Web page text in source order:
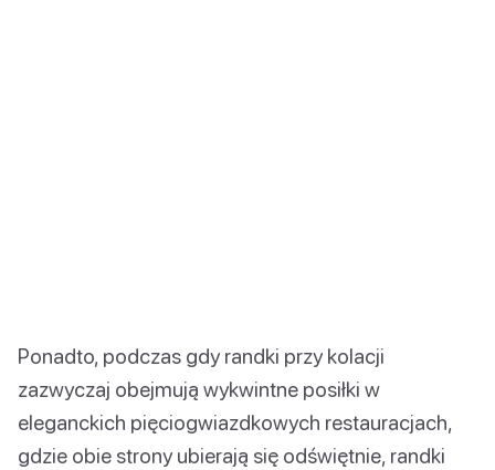
Ponadto, podczas gdy randki przy kolacji
zazwyczaj obejmują wykwintne posiłki w
eleganckich pięciogwiazdkowych restauracjach,
gdzie obie strony ubierają się odświętnie, randki